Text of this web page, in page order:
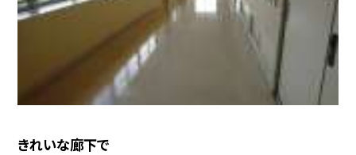
きれいな廊下で